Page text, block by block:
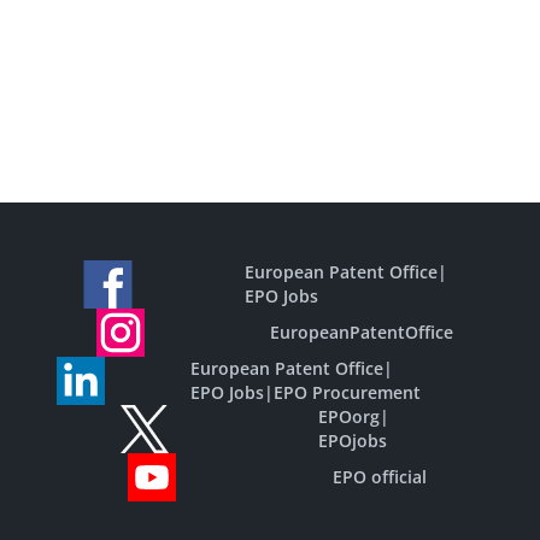
European Patent Office|
EPO Jobs
EuropeanPatentOffice
European Patent Office|
EPO Jobs| EPO Procurement
EPOorg|
EPOjobs
EPO official